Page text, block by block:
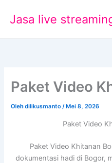
Jasa live
Paket Video
Olehdilikusmanto/ Mei 8, 2026
Paket Video
Paket Video Khitanan
dokumentasi hadi di Bogor,